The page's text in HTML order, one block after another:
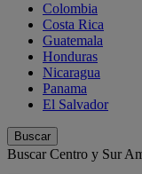
Colombia
Costa Rica
Guatemala
Honduras
Nicaragua
Panama
El Salvador
Buscar
Buscar Centro y Sur